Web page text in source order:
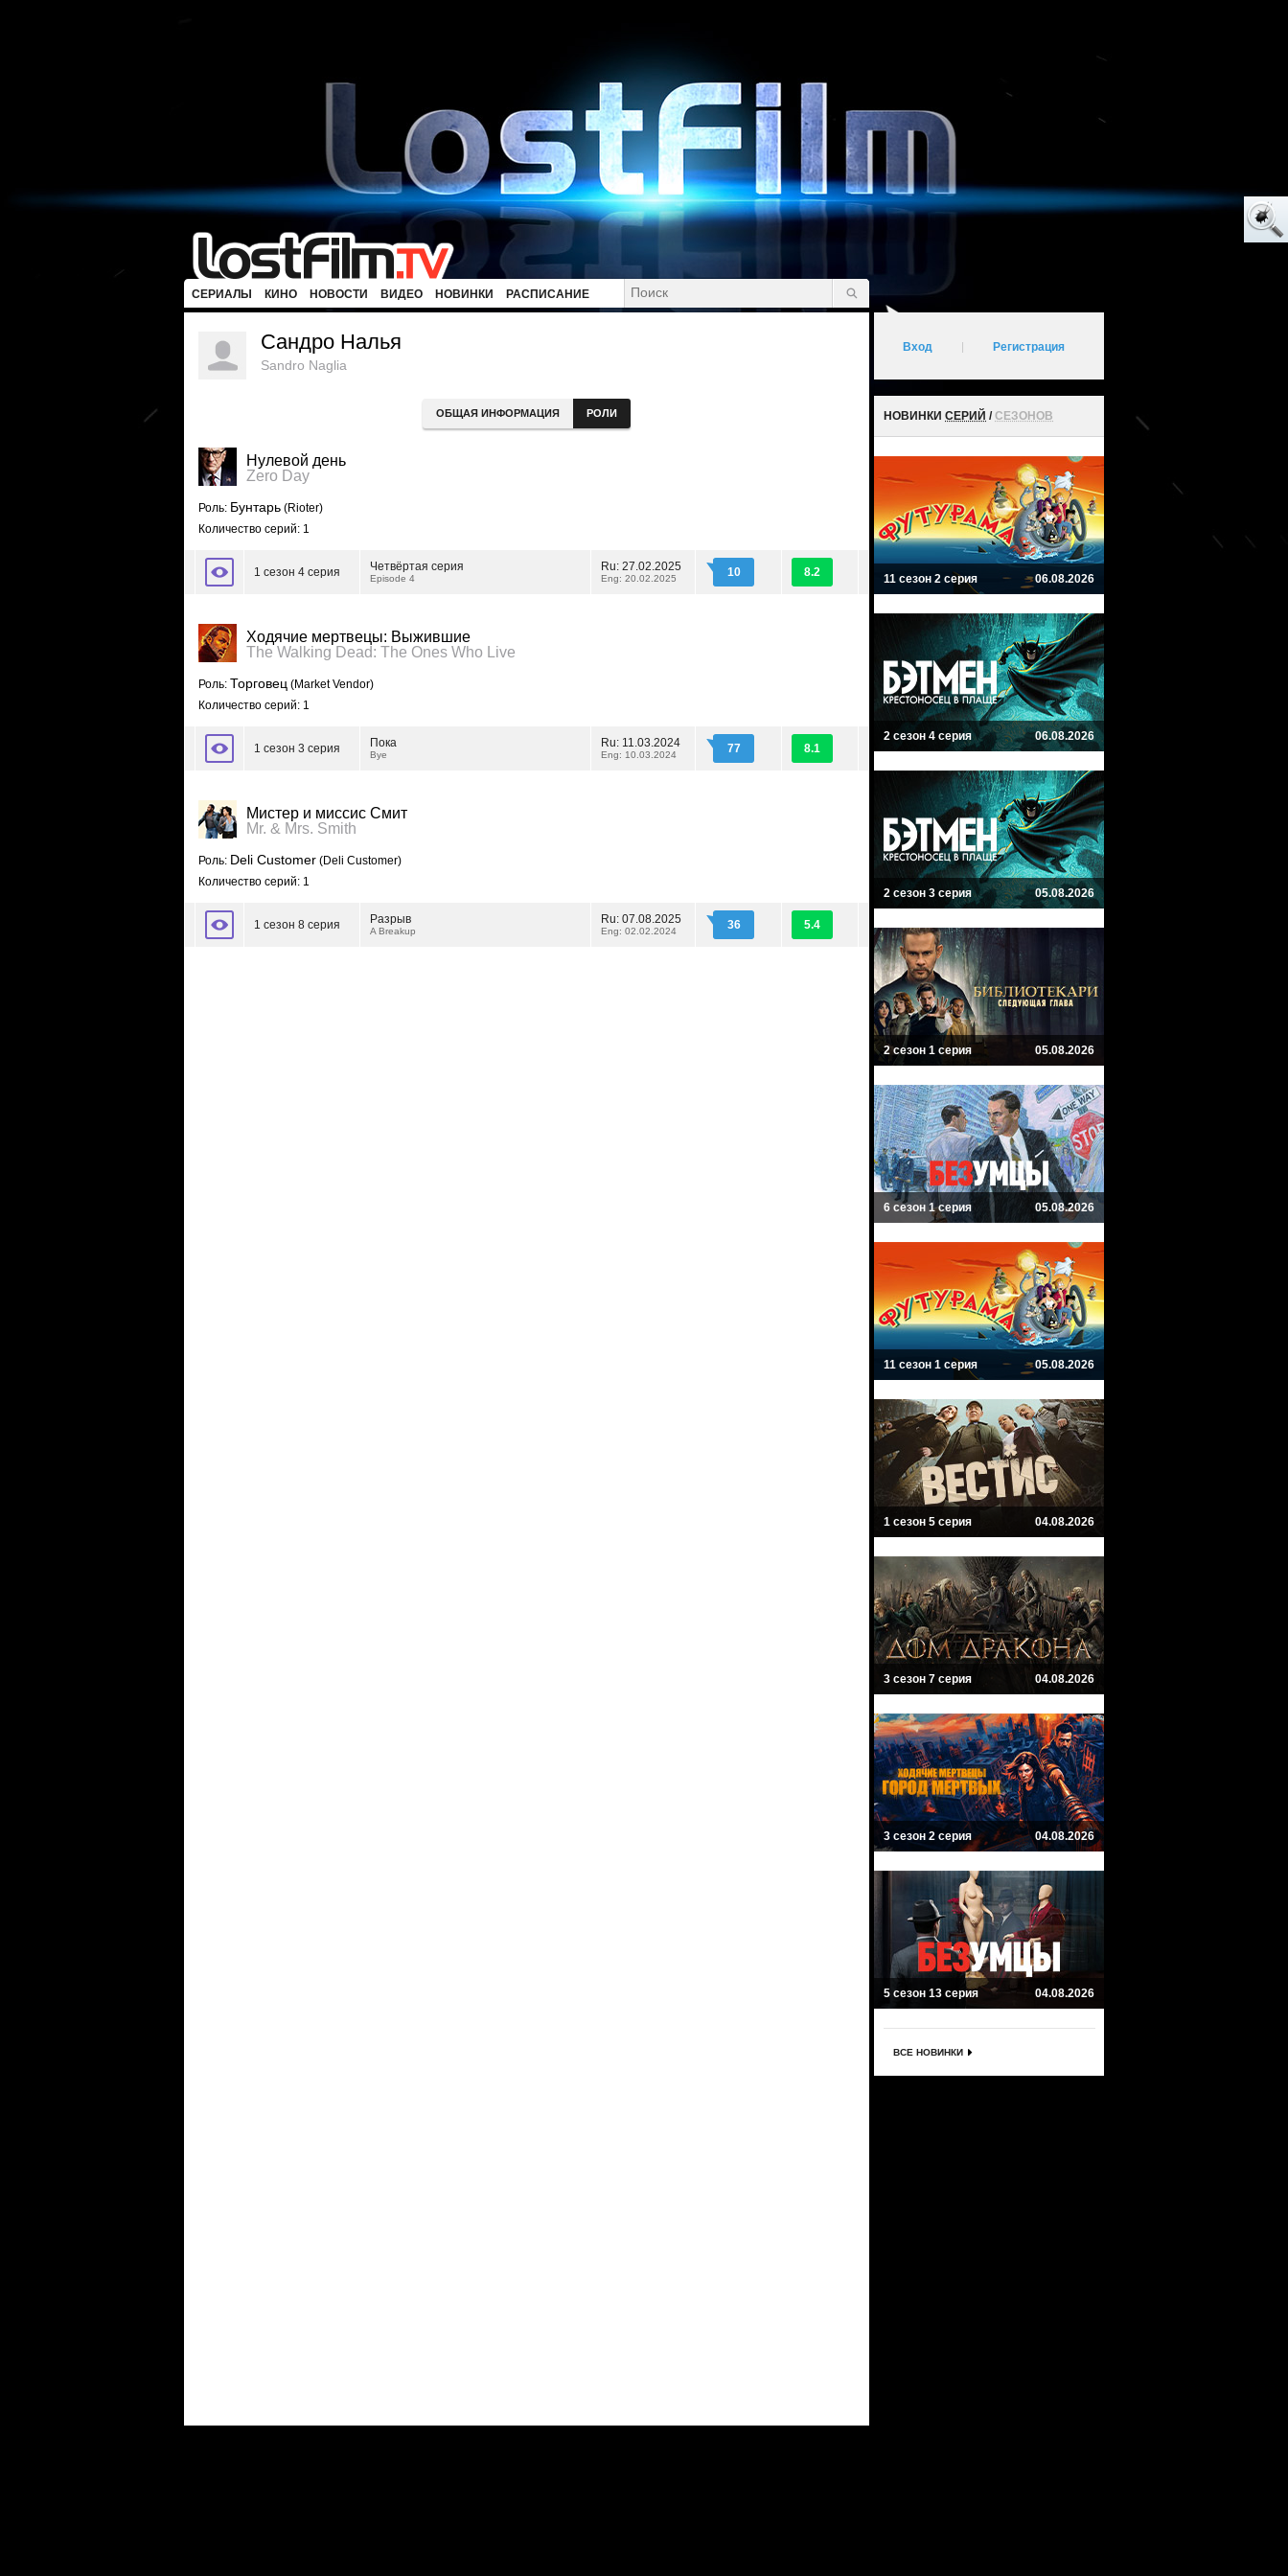
СЕРИАЛЫ КИНО НОВОСТИ ВИДЕО НОВИНКИ РАСПИСАНИЕ
Сандро Налья
Sandro Naglia
ОБЩАЯ ИНФОРМАЦИЯ РОЛИ
Нулевой день
Zero Day
Роль: Бунтарь (Rioter)
Количество серий: 1
1 сезон 4 серия Четвёртая серия
Episode 4
Ru: 27.02.2025
Eng: 20.02.2025 10 8.2
Ходячие мертвецы: Выжившие
The Walking Dead: The Ones Who Live
Роль: Торговец (Market Vendor)
Количество серий: 1
1 сезон 3 серия Пока
Bye
Ru: 11.03.2024
Eng: 10.03.2024 77 8.1
Мистер и миссис Смит
Mr. & Mrs. Smith
Роль: Deli Customer (Deli Customer)
Количество серий: 1
1 сезон 8 серия Разрыв
A Breakup
Ru: 07.08.2025
Eng: 02.02.2024 36 5.4
Вход Регистрация
НОВИНКИ СЕРИЙ /СЕЗОНОВ
11 сезон 2 серия 06.08.2026
2 сезон 4 серия 06.08.2026
2 сезон 3 серия 05.08.2026
2 сезон 1 серия 05.08.2026
6 сезон 1 серия 05.08.2026
11 сезон 1 серия 05.08.2026
1 сезон 5 серия 04.08.2026
3 сезон 7 серия 04.08.2026
3 сезон 2 серия 04.08.2026
5 сезон 13 серия 04.08.2026
ВСЕ НОВИНКИ